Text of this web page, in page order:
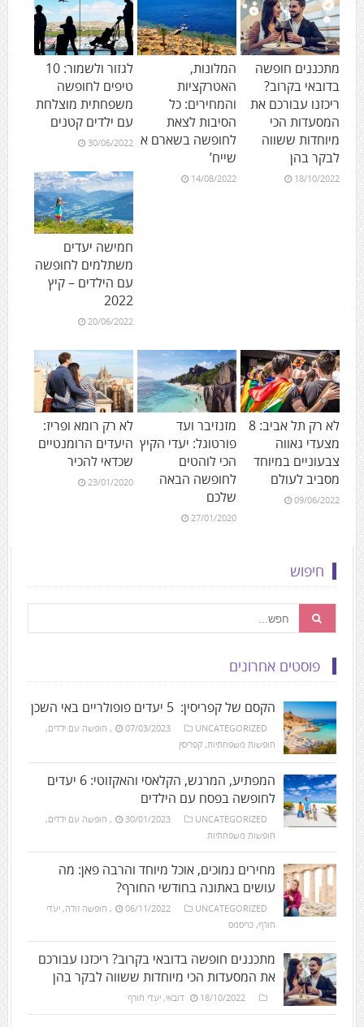
מתכננים חופשה
בדובאי בקרוב?
ריכזנו עבורכם את
המסעדות הכי
מיוחדות ששווה
לבקר בהן
18/10/2022
המלונות,
האטרקציות
והמחירים: כל
הסיבות לצאת
לחופשה בשארם א
שייח’
14/08/2022
לגזור ולשמור: 10
טיפים לחופשה
משפחתית מוצלחת
עם ילדים קטנים
30/06/2022
חמישה יעדים
משתלמים לחופשה
עם הילדים – קיץ
2022
20/06/2022
לא רק תל אביב: 8
מצעדי גאווה
צבעוניים במיוחד
מסביב לעולם
09/06/2022
מזנזיבר ועד
פורטוגל: יעדי הקיץ
הכי לוהטים
לחופשה הבאה
שלכם
27/01/2020
לא רק רומא ופריז:
היעדים הרומנטיים
שכדאי להכיר
23/01/2020
חיפוש
פוסטים אחרונים
הקסם של קפריסין: 5 יעדים פופולריים באי השכן
07/03/2023 UNCATEGORIZED
, חופשה עם ילדים,
חופשות משפחתיות, קפריסין
המפתיע, המרגש, הקלאסי והאקזוטי: 6 יעדים
לחופשה בפסח עם הילדים
30/01/2023 UNCATEGORIZED
, חופשה עם ילדים,
חופשות משפחתיות
מחירים נמוכים, אוכל מיוחד והרבה פאן: מה
עושים באתונה בחודשי החורף?
06/11/2022 UNCATEGORIZED
, חופשה זולה, יעדי
חורף, כריסמס
מתכננים חופשה בדובאי בקרוב? ריכזנו עבורכם
את המסעדות הכי מיוחדות ששווה לבקר בהן
18/10/2022 דובאי, יעדי חורף